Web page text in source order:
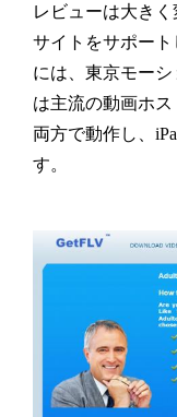
レビューは大き
サイトをサポー
には、東京モー
は主流の動画ホ
両方で動作し、
す。